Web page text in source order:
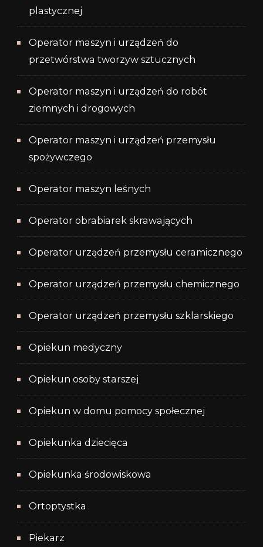
plastycznej
Operator maszyn i urządzeń do
przetwórstwa tworzyw sztucznych
Operator maszyn i urządzeń do robót
ziemnych i drogowych
Operator maszyn i urządzeń przemysłu
spożywczego
Operator maszyn leśnych
Operator obrabiarek skrawających
Operator urządzeń przemysłu ceramicznego
Operator urządzeń przemysłu chemicznego
Operator urządzeń przemysłu szklarskiego
Opiekun medyczny
Opiekun osoby starszej
Opiekun w domu pomocy społecznej
Opiekunka dziecięca
Opiekunka środowiskowa
Ortoptystka
Piekarz